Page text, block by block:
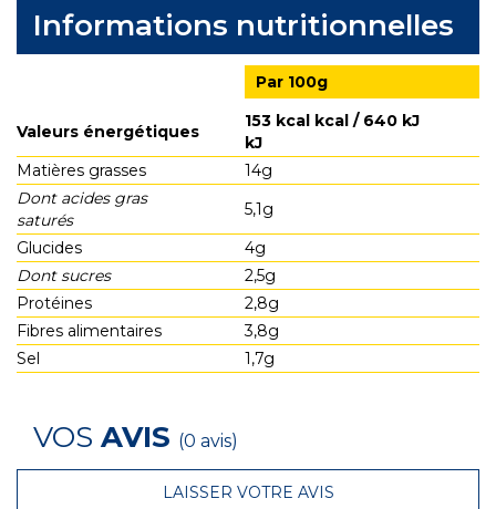
Informations nutritionnelles
Par 100g
Valeurs énergétiques
153 kcal kcal / 640 kJ
kJ
Matières grasses
14g
Dont acides gras
saturés
5,1g
Glucides
4g
Dont sucres
2,5g
Protéines
2,8g
Fibres alimentaires
3,8g
Sel
1,7g
VOS AVIS (0 avis)
LAISSER VOTRE AVIS